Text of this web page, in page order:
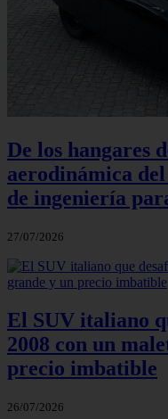
De los hangares
aerodinámica
de ingeniería
27/07/2026
El SUV italiano
2008 con un
precio imbatible
26/07/2026